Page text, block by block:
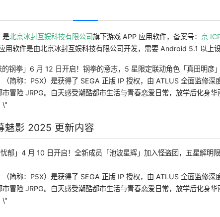
是北京冰封互娱科技有限公司旗下游戏 APP 应用软件，备案号： 京
用软件是由北京冰封互娱科技有限公司开发，需要 Android 5.1 以上设
钢拳」6 月 12 日开启！钢拳的意志，5 星限定联动角色「真田明彦」
（简称：P5X）是获得了 SEGA 正版 IP 授权，由 ATLUS 全面监修深
冒险 JRPG。白天感受潮酷都市生活与青春恋爱日常，放学后化身华
\"
魅影 2025 更新内容
郁」4 月 10 日开启！全新成员「池波星辉」加入怪盗团，五星解明
（简称：P5X）是获得了 SEGA 正版 IP 授权，由 ATLUS 全面监修深
冒险 JRPG。白天感受潮酷都市生活与青春恋爱日常，放学后化身华
\"